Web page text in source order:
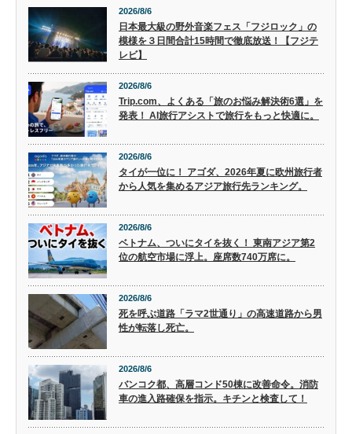
2026/8/6
日本最大級の野外音楽フェス「フジロック」の
模様を３日間合計15時間で徹底放送！【フジテ
レビ】
2026/8/6
Trip.com、よくある「旅のお悩み解決術6選」を
発表！ AI旅行アシストで旅行をもっと快適に。
2026/8/6
タイが一位に！ アゴダ、2026年夏に欧州旅行者
から人気を集めるアジア旅行先ランキング。
2026/8/6
ベトナム、ついにタイを抜く！ 東南アジア第2
位の航空市場に浮上。座席数740万席に。
2026/8/6
死を呼ぶ道路「ラマ2世通り」の高速道路から男
性が転落し死亡。
2026/8/6
バンコク都、高層コンド50棟に改善命令。消防
車の進入路確保を指示。キチンと検査して！